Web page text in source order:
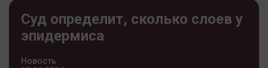
Суд определит, сколько слоев у
эпидермиса
Новость